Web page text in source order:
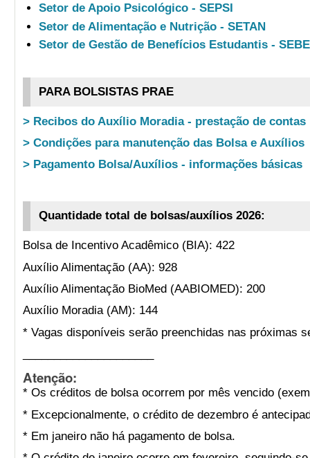
Setor de Apoio Psicológico - SEPSI
Setor de Alimentação e Nutrição - SETAN
Setor de Gestão de Benefícios Estudantis -
PARA BOLSISTAS PRAE
> Recibos do Auxílio Moradia - prestação de contas
> Condições para manutenção das Bolsa e Auxílios
> Pagamento Bolsa/Auxílios - informações básicas
Quantidade total de bolsas/auxílios 2026:
Bolsa de Incentivo Acadêmico (BIA): 422
Auxílio Alimentação (AA): 928
Auxílio Alimentação BioMed (AABIOMED): 200
Auxílio Moradia (AM): 144
* Vagas disponíveis serão preenchidas nas próximas
Atenção:
* Os créditos de bolsa ocorrem por mês vencido
* Excepcionalmente, o crédito de dezembro é
* Em janeiro não há pagamento de bolsa.